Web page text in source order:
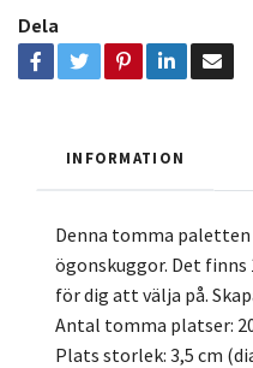
Dela
INFORMATION
Denna tomma paletten
ögonskuggor. Det finns
för dig att välja på.
Antal tomma platser:
Plats storlek: 3,5 cm